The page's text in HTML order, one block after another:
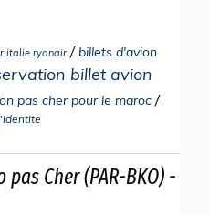
italie ryanair / billets d'avion
billet avion
pas cher pour le maroc /
Cher (PAR-BKO) -